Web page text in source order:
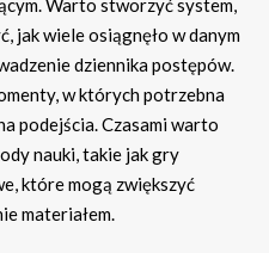
Warto stworzyć system,
jak wiele osiągnęło w danym
dziennika postępów.
w których potrzebna
podejścia. Czasami warto
nauki, takie jak gry
które mogą zwiększyć
materiałem.